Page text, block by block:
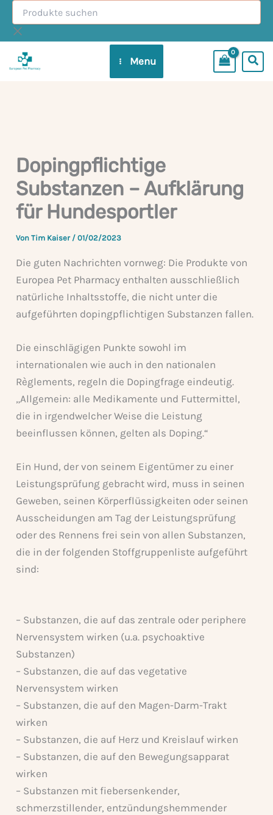
Inhalt
springen
Produkte
suchen
Menu
Dopingpflichtige
Substanzen – Aufklärung
für Hundesportler
VonTim Kaiser /01/02/2023
Die guten Nachrichten vornweg: Die Produkte von
Europea Pet Pharmacy enthalten ausschließlich
natürliche Inhaltsstoffe, die nicht unter die
aufgeführten dopingpflichtigen Substanzen fallen.
Die einschlägigen Punkte sowohl im
internationalen wie auch in den nationalen
Règlements, regeln die Dopingfrage eindeutig.
„Allgemein: alle Medikamente und Futtermittel,
die in irgendwelcher Weise die Leistung
beeinflussen können, gelten als Doping.“
Ein Hund, der von seinem Eigentümer zu einer
Leistungsprüfung gebracht wird, muss in seinen
Geweben, seinen Körperflüssigkeiten oder seinen
Ausscheidungen am Tag der Leistungsprüfung
oder des Rennens frei sein von allen Substanzen,
die in der folgenden Stoffgruppenliste aufgeführt
sind:
– Substanzen, die auf das zentrale oder periphere
Nervensystem wirken (u.a. psychoaktive
Substanzen)
– Substanzen, die auf das vegetative
Nervensystem wirken
– Substanzen, die auf den Magen-Darm-Trakt
wirken
– Substanzen, die auf Herz und Kreislauf wirken
– Substanzen, die auf den Bewegungsapparat
wirken
– Substanzen mit fiebersenkender,
schmerzstillender, entzündungshemmender